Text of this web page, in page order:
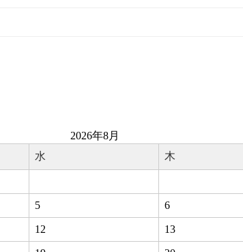
2026年8月
水 木
5 6
12 13